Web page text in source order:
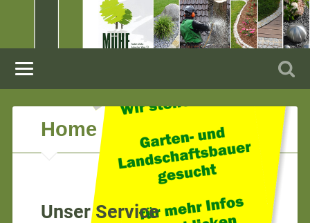
Home
Mitarbeiter gesucht
Unser Service